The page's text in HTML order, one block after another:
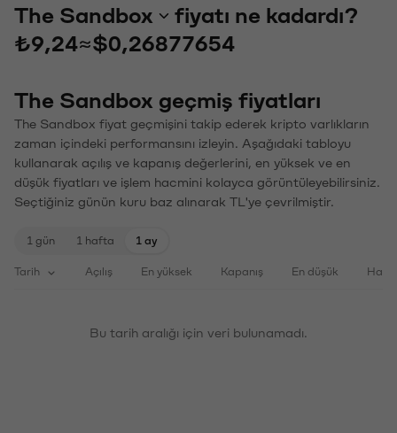
The Sandbox
fiyatı ne kadardı?
₺9,24≈$0,26877654
The Sandbox geçmiş fiyatları
The Sandbox fiyat geçmişini takip ederek kripto varlıkların
zaman içindeki performansını izleyin. Aşağıdaki tabloyu
kullanarak açılış ve kapanış değerlerini, en yüksek ve en
düşük fiyatları ve işlem hacmini kolayca görüntüleyebilirsiniz.
Seçtiğiniz günün kuru baz alınarak TL'ye çevrilmiştir.
1 gün 1 hafta 1 ay
Tarih Açılış En yüksek Kapanış En düşük
Bu tarih aralığı için veri bulunamadı.